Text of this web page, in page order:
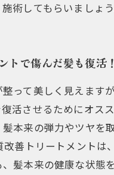
術してもらいましょう
トで傷んだ髪も復活！
って美しく見えます
活させるためにオス
本来の弾力やツヤを
改善トリートメント
髪本来の健康な状態